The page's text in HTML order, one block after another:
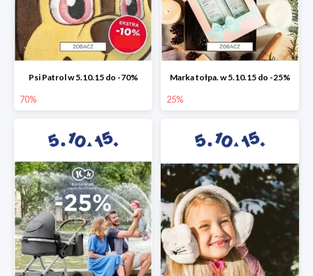
Psi Patrol w 5.10.15 do -70%
70%
Marka tołpa. w 5.10.15 do -25%
25%